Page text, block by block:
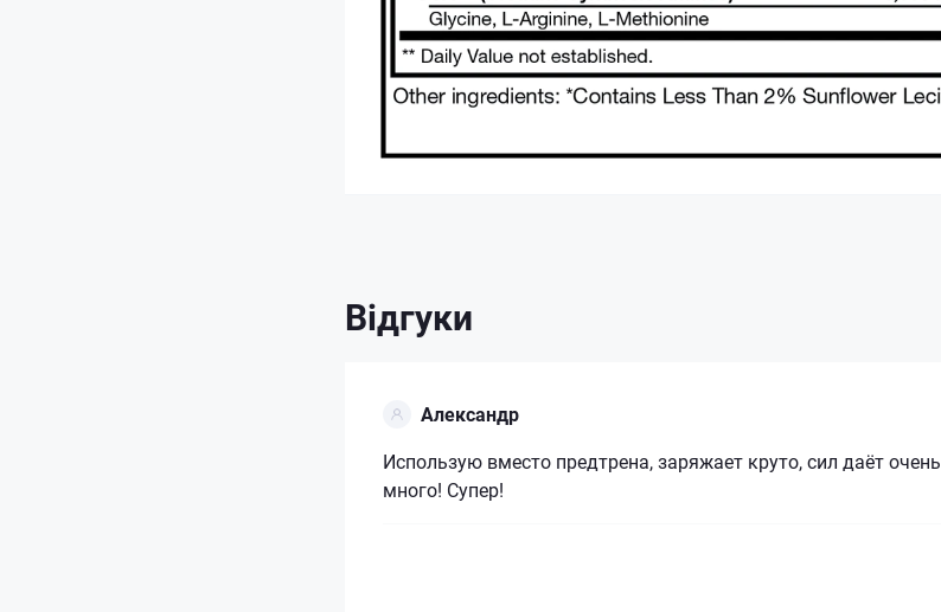
Відгуки
Александр
Использую вместо предтрена, заряжает круто, сил даёт очень
много! Супер!